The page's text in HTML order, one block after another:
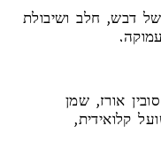
דבש, חלב ושיבולת
אורז, שמן
קלואידית,